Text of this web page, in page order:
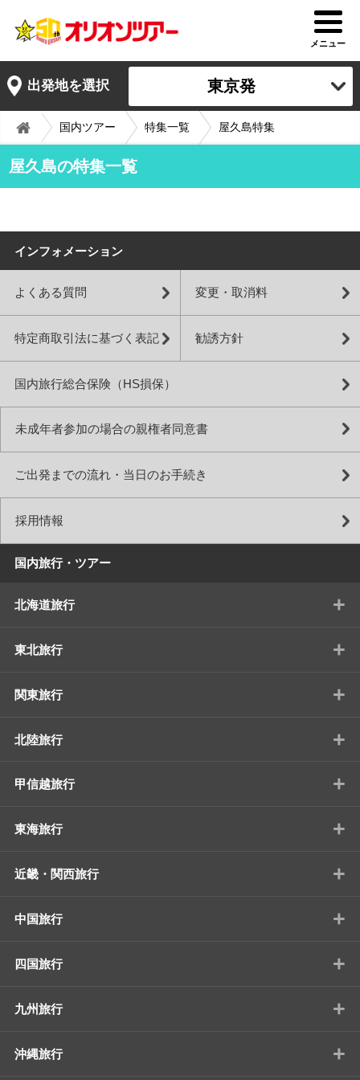
メニュー
出発地を選択 東京発
国内ツアー 特集一覧 屋久島特集
屋久島の特集一覧
インフォメーション
よくある質問 変更・取消料
特定商取引法に基づく表記 勧誘方針
国内旅行総合保険（HS損保）
未成年者参加の場合の親権者同意書
ご出発までの流れ・当日のお手続き
採用情報
国内旅行・ツアー
北海道旅行 +
東北旅行 +
関東旅行 +
北陸旅行 +
甲信越旅行 +
東海旅行 +
近畿・関西旅行 +
中国旅行 +
四国旅行 +
九州旅行 +
沖縄旅行 +